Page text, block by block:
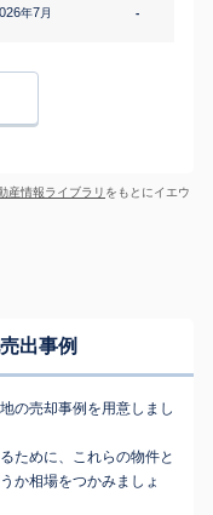
年7月 -
産情報ライブラリ をもとにイエウ
出事例
の売却事例を用意しまし
ために、これらの物件と
か相場をつかみましょ